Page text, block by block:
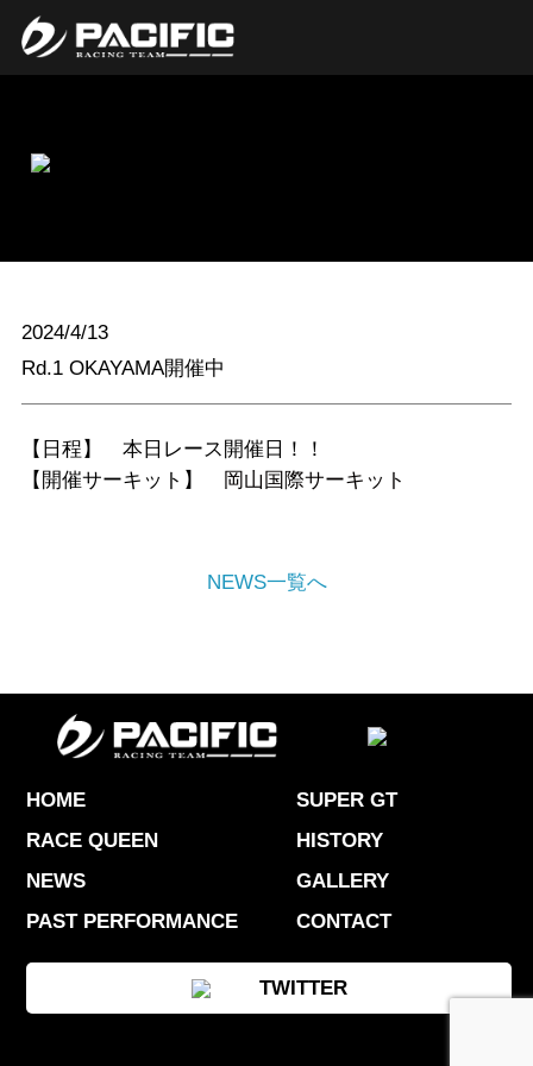
2024/4/13
Rd.1 OKAYAMA開催中
【日程】 本日レース開催日！！
【開催サーキット】
岡山国際サーキット
NEWS一覧へ
HOME
SUPER GT
RACE QUEEN
HISTORY
NEWS
GALLERY
PAST PERFORMANCE
CONTACT
TWITTER